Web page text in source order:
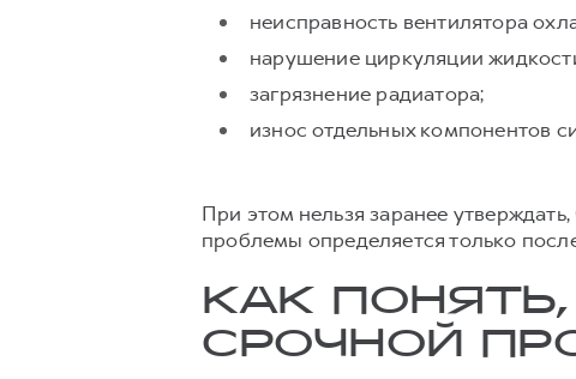
неисправность вентилятора
нарушение циркуляции
загрязнение радиатора;
износ отдельных компонентов
При этом нельзя заранее
проблемы определяется только
КАК
СРОЧНОЙ